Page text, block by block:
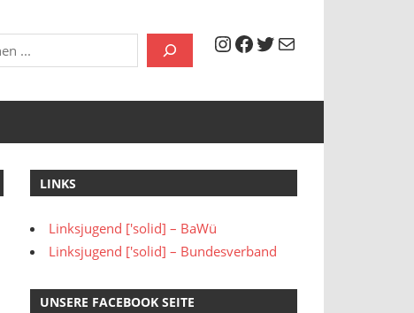
Instagram
Facebook
Twitter
Mail
LINKS
Linksjugend ['solid] – BaWü
Linksjugend ['solid] – Bundesverband
UNSERE FACEBOOK SEITE